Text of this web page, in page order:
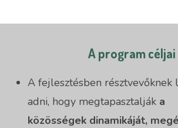
A program céljai
A fejlesztésben résztvevőknek
adni, hogy megtapasztalják a
közösségek dinamikáját,